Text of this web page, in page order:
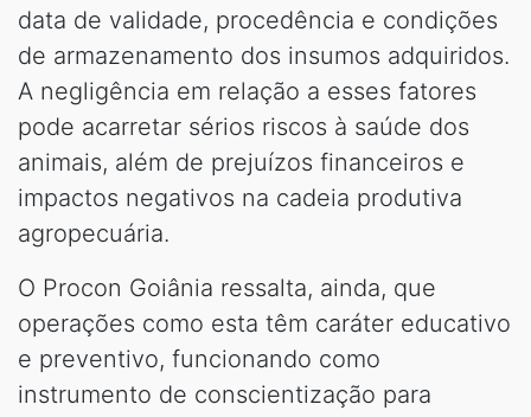
data de validade, procedência e condições
de armazenamento dos insumos adquiridos.
A negligência em relação a esses fatores
pode acarretar sérios riscos à saúde dos
animais, além de prejuízos financeiros e
impactos negativos na cadeia produtiva
agropecuária.
O Procon Goiânia ressalta, ainda, que
operações como esta têm caráter educativo
e preventivo, funcionando como
instrumento de conscientização para